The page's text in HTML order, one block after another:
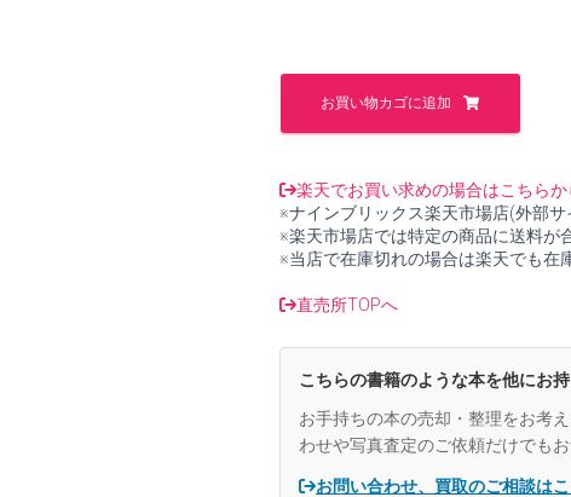
闘
純
本
の
聖
典
古】
お買い物カゴに追加
楽天でお買い求めの場合はこちらか
※ナインブリックス楽天市場店(外部サ
※楽天市場店では特定の商品に送料が
※当店で在庫切れの場合は楽天でも在
直売所TOPへ
こちらの書籍のような本を他にお
お手持ちの本の売却・整理をお考
わせや写真査定のご依頼だけでもお
お問い合わせ、買取のご相談は